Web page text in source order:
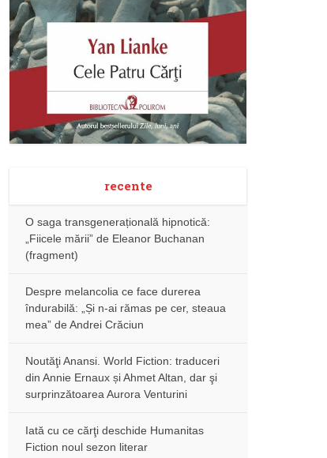
recente
O saga transgenerațională hipnotică:
„Fiicele mării” de Eleanor Buchanan
(fragment)
Despre melancolia ce face durerea
îndurabilă: „Și n-ai rămas pe cer, steaua
mea” de Andrei Crăciun
Noutăţi Anansi. World Fiction: traduceri
din Annie Ernaux și Ahmet Altan, dar şi
surprinzătoarea Aurora Venturini
Iată cu ce cărţi deschide Humanitas
Fiction noul sezon literar